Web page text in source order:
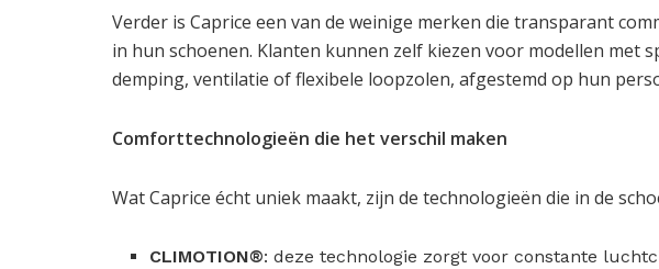
Verder is Caprice een van de weinige merken die transparant
in hun schoenen. Klanten kunnen zelf kiezen voor modellen met
demping, ventilatie of flexibele loopzolen, afgestemd op hun
Comforttechnologieën die het verschil maken
Wat Caprice écht uniek maakt, zijn de technologieën die in de
CLIMOTION®: deze technologie zorgt voor constante